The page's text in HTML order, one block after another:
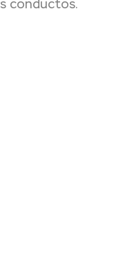
conductos.